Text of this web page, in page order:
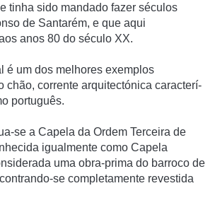
tinha sido mandado fazer séculos
de Santarém, e que aqui
anos 80 do século XX.
é um dos melhores exemplos
chão, corrente arquitectónica caracterí­
português.
se a Capela da Ordem Terceira de
igualmente como Capela
uma obra-prima do barroco de
se completamente revestida